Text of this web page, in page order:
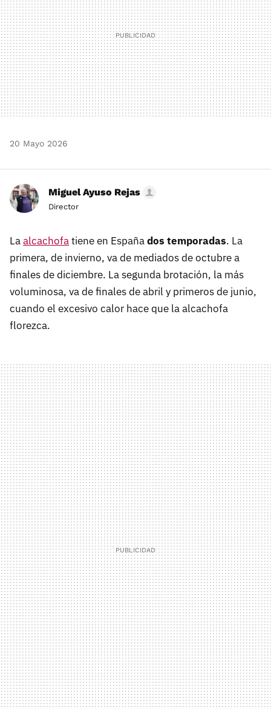
20 Mayo 2026
Miguel Ayuso Rejas
Director
Laalcachofatiene en Españados temporadas. La
primera, de invierno, va de mediados de octubre a
finales de diciembre. La segunda brotación, la más
voluminosa, va de finales de abril y primeros de junio,
cuando el excesivo calor hace que la alcachofa
florezca.